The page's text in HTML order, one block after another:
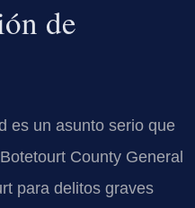
de
es un asunto serio que
County General
para delitos graves